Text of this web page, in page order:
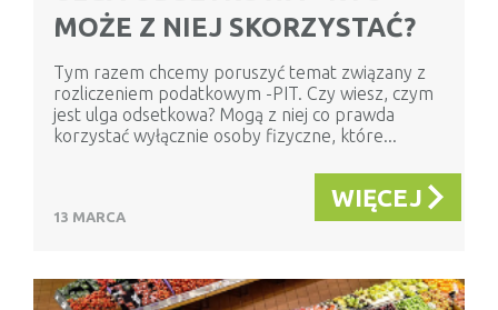
MOŻE Z NIEJ SKORZYSTAĆ?
Tym razem chcemy poruszyć temat związany z
rozliczeniem podatkowym -PIT. Czy wiesz, czym
jest ulga odsetkowa? Mogą z niej co prawda
korzystać wyłącznie osoby fizyczne, które...
13 MARCA
WIĘCEJ